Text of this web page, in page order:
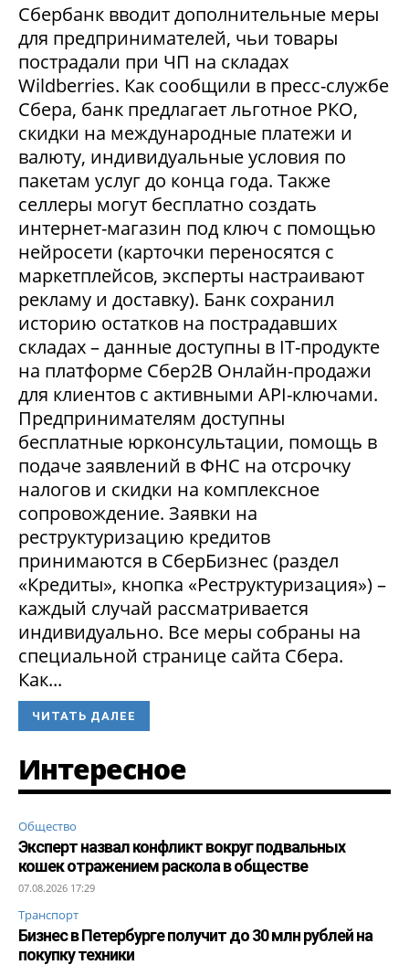
Сбербанк вводит дополнительные меры
для предпринимателей, чьи товары
пострадали при ЧП на складах
Wildberries. Как сообщили в пресс-службе
Сбера, банк предлагает льготное РКО,
скидки на международные платежи и
валюту, индивидуальные условия по
пакетам услуг до конца года. Также
селлеры могут бесплатно создать
интернет-магазин под ключ с помощью
нейросети (карточки переносятся с
маркетплейсов, эксперты настраивают
рекламу и доставку). Банк сохранил
историю остатков на пострадавших
складах – данные доступны в IT-продукте
на платформе Сбер2В Онлайн-продажи
для клиентов с активными API-ключами.
Предпринимателям доступны
бесплатные юрконсультации, помощь в
подаче заявлений в ФНС на отсрочку
налогов и скидки на комплексное
сопровождение. Заявки на
реструктуризацию кредитов
принимаются в СберБизнес (раздел
«Кредиты», кнопка «Реструктуризация») –
каждый случай рассматривается
индивидуально. Все меры собраны на
специальной странице сайта Сбера.
Как...
ЧИТАТЬ ДАЛЕЕ
Интересное
Общество
Эксперт назвал конфликт вокруг подвальных
кошек отражением раскола в обществе
07.08.2026 17:29
Транспорт
Бизнес в Петербурге получит до 30 млн рублей на
покупку техники